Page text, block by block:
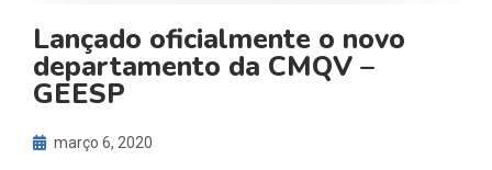
Lançado oficialmente o novo
departamento da CMQV –
GEESP
março 6, 2020